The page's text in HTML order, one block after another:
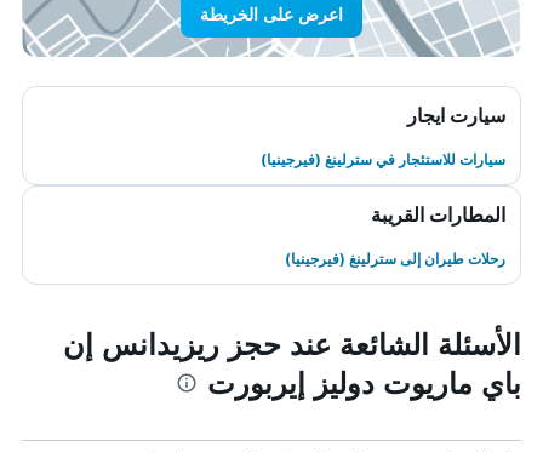
اعرض على الخريطة
سيارت ايجار
سيارات للاستئجار في سترلينغ (فيرجينيا)
المطارات القريبة
رحلات طيران إلى سترلينغ (فيرجينيا)
الأسئلة الشائعة عند حجز ريزيدانس إن
باي ماريوت دوليز إيربورت